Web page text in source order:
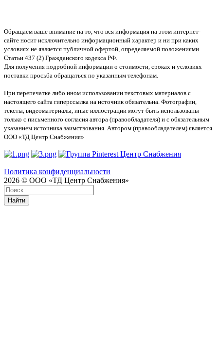
Обращаем ваше внимание на то, что вся информация на этом интернет-
сайте носит исключительно информационный характер и ни при каких
условиях не является публичной офертой, определяемой положениями
Статьи 437 (2) Гражданского кодекса РФ.
Для получения подробной информации о стоимости, сроках и условиях
поставки просьба обращаться по указанным телефонам.
При перепечатке либо ином использовании текстовых материалов с
настоящего сайта гиперссылка на источник обязательна. Фотографии,
тексты, видеоматериалы, иные иллюстрации могут быть использованы
только с письменного согласия автора (правообладателя) и с обязательным
указанием источника заимствования. Автором (правообладателем) является
ООО «ТД Центр Снабжения»
Политика конфиденциальности
2026 © ООО «ТД Центр Снабжения»
Найти